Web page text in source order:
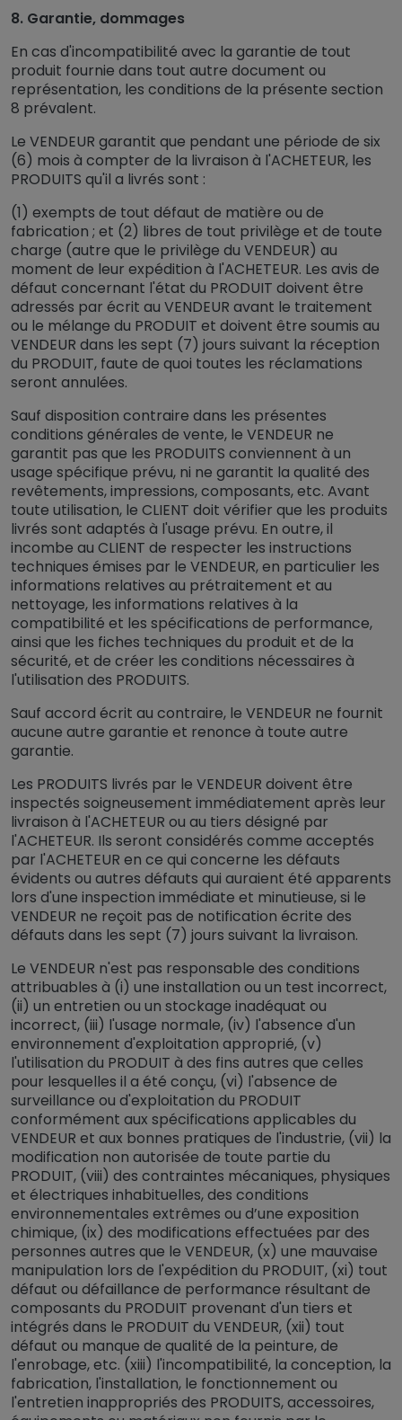
8. Garantie, dommages
En cas d'incompatibilité avec la garantie de tout
produit fournie dans tout autre document ou
représentation, les conditions de la présente section
8 prévalent.
Le VENDEUR garantit que pendant une période de six
(6) mois à compter de la livraison à l'ACHETEUR, les
PRODUITS qu'il a livrés sont :
(1) exempts de tout défaut de matière ou de
fabrication ; et (2) libres de tout privilège et de toute
charge (autre que le privilège du VENDEUR) au
moment de leur expédition à l'ACHETEUR. Les avis de
défaut concernant l'état du PRODUIT doivent être
adressés par écrit au VENDEUR avant le traitement
ou le mélange du PRODUIT et doivent être soumis au
VENDEUR dans les sept (7) jours suivant la réception
du PRODUIT, faute de quoi toutes les réclamations
seront annulées.
Sauf disposition contraire dans les présentes
conditions générales de vente, le VENDEUR ne
garantit pas que les PRODUITS conviennent à un
usage spécifique prévu, ni ne garantit la qualité des
revêtements, impressions, composants, etc. Avant
toute utilisation, le CLIENT doit vérifier que les produits
livrés sont adaptés à l'usage prévu. En outre, il
incombe au CLIENT de respecter les instructions
techniques émises par le VENDEUR, en particulier les
informations relatives au prétraitement et au
nettoyage, les informations relatives à la
compatibilité et les spécifications de performance,
ainsi que les fiches techniques du produit et de la
sécurité, et de créer les conditions nécessaires à
l'utilisation des PRODUITS.
Sauf accord écrit au contraire, le VENDEUR ne fournit
aucune autre garantie et renonce à toute autre
garantie.
Les PRODUITS livrés par le VENDEUR doivent être
inspectés soigneusement immédiatement après leur
livraison à l'ACHETEUR ou au tiers désigné par
l'ACHETEUR. Ils seront considérés comme acceptés
par l'ACHETEUR en ce qui concerne les défauts
évidents ou autres défauts qui auraient été apparents
lors d'une inspection immédiate et minutieuse, si le
VENDEUR ne reçoit pas de notification écrite des
défauts dans les sept (7) jours suivant la livraison.
Le VENDEUR n'est pas responsable des conditions
attribuables à (i) une installation ou un test incorrect,
(ii) un entretien ou un stockage inadéquat ou
incorrect, (iii) l'usage normale, (iv) l'absence d'un
environnement d'exploitation approprié, (v)
l'utilisation du PRODUIT à des fins autres que celles
pour lesquelles il a été conçu, (vi) l'absence de
surveillance ou d'exploitation du PRODUIT
conformément aux spécifications applicables du
VENDEUR et aux bonnes pratiques de l'industrie, (vii) la
modification non autorisée de toute partie du
PRODUIT, (viii) des contraintes mécaniques, physiques
et électriques inhabituelles, des conditions
environnementales extrêmes ou d’une exposition
chimique, (ix) des modifications effectuées par des
personnes autres que le VENDEUR, (x) une mauvaise
manipulation lors de l'expédition du PRODUIT, (xi) tout
défaut ou défaillance de performance résultant de
composants du PRODUIT provenant d'un tiers et
intégrés dans le PRODUIT du VENDEUR, (xii) tout
défaut ou manque de qualité de la peinture, de
l'enrobage, etc. (xiii) l'incompatibilité, la conception, la
fabrication, l'installation, le fonctionnement ou
l'entretien inappropriés des PRODUITS, accessoires,